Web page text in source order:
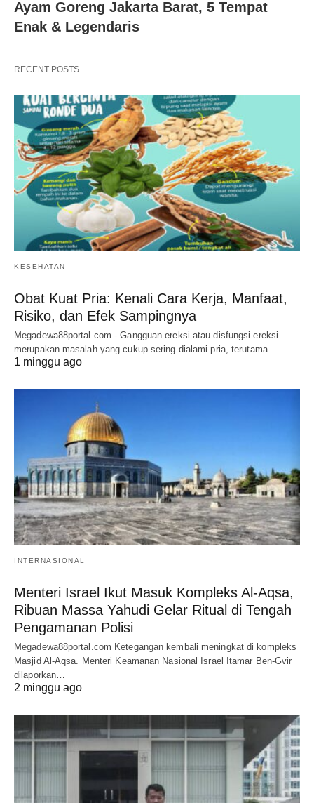
Ayam Goreng Jakarta Barat, 5 Tempat
Enak & Legendaris
RECENT POSTS
KESEHATAN
Obat Kuat Pria: Kenali Cara Kerja, Manfaat,
Risiko, dan Efek Sampingnya
Megadewa88portal.com - Gangguan ereksi atau disfungsi ereksi
merupakan masalah yang cukup sering dialami pria, terutama…
1 minggu ago
INTERNASIONAL
Menteri Israel Ikut Masuk Kompleks Al-Aqsa,
Ribuan Massa Yahudi Gelar Ritual di Tengah
Pengamanan Polisi
Megadewa88portal.com Ketegangan kembali meningkat di kompleks
Masjid Al-Aqsa. Menteri Keamanan Nasional Israel Itamar Ben-Gvir
dilaporkan…
2 minggu ago